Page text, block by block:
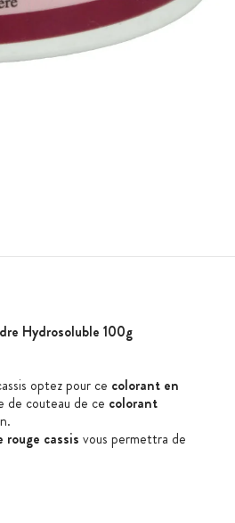
Hydrosoluble 100g
optez pour ce colorant en
de couteau de ce colorant
cassis vous permettra de